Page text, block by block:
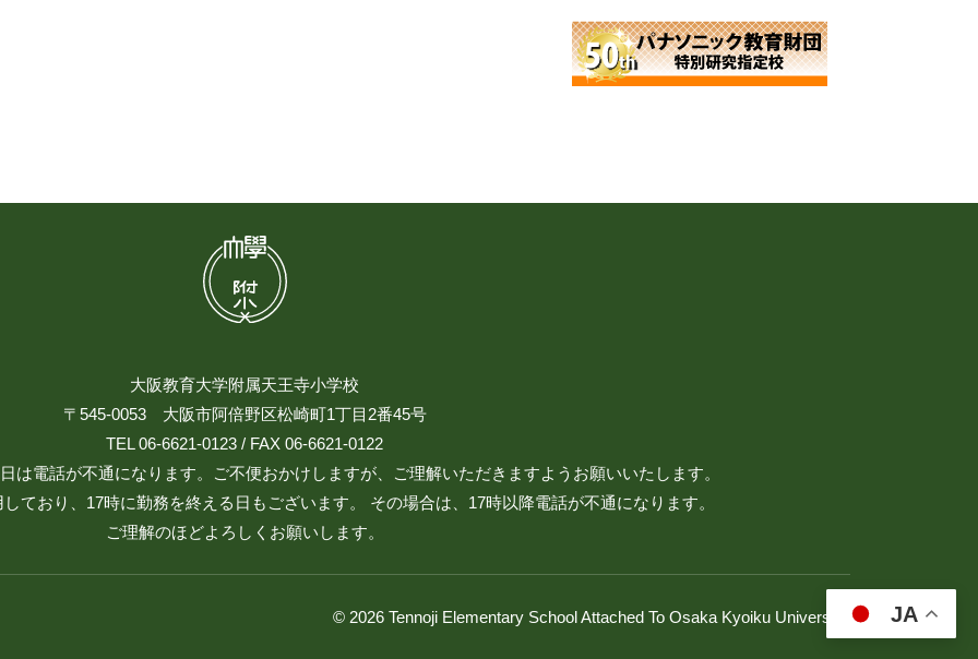
大阪教育大学附属天王寺小学校
〒545-0053 大阪市阿倍野区松崎町1丁目2番45号
TEL 06-6621-0123 / FAX 06-6621-0122
は電話が不通になります。ご不便おかけしますが、ご理解いただきますようお願いいたします。
ており、17時に勤務を終える日もございます。 その場合は、17時以降電話が不通になります。
ご理解のほどよろしくお願いします。
© 2026 Tennoji Elementary School Attached To Osaka Kyoiku University. JA